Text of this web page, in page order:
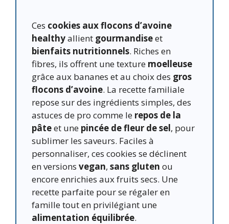
Ces cookies aux flocons d’avoine
healthyallient gourmandiseet
bienfaits nutritionnels. Riches en
fibres, ils offrent une texture moelleuse
grâce aux bananes et au choix des gros
flocons d’avoine. La recette familiale
repose sur des ingrédients simples, des
astuces de pro comme le repos de la
pâteet une pincée de fleur de sel, pour
sublimer les saveurs. Faciles à
personnaliser, ces cookies se déclinent
en versions vegan, sans gluten ou
encore enrichies aux fruits secs. Une
recette parfaite pour se régaler en
famille tout en privilégiant une
alimentation équilibrée.